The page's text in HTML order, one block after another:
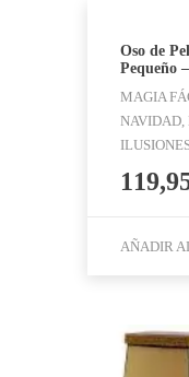
Oso de
Pequeño
MAGIA
NAVIDAD,
AÑADIR